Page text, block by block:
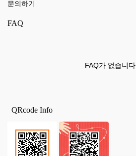
문의하기
FAQ
FAQ가 없습니다.
QRcode Info